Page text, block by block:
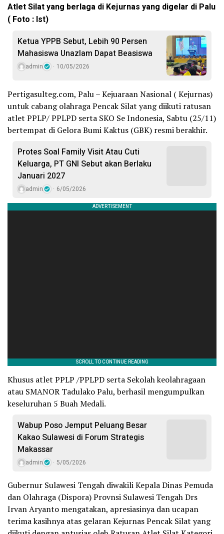
Atlet Silat yang berlaga di Kejurnas yang digelar di Palu
( Foto : Ist)
Ketua YPPB Sebut, Lebih 90 Persen
Mahasiswa Unazlam Dapat Beasiswa
admin 10/05/2026
Pertigasulteg.com, Palu – Kejuaraan Nasional ( Kejurnas)
untuk cabang olahraga Pencak Silat yang diikuti ratusan
atlet PPLP/ PPLPD serta SKO Se Indonesia, Sabtu (25/11)
bertempat di Gelora Bumi Kaktus (GBK) resmi berakhir.
Protes Soal Family Visit Atau Cuti
Keluarga, PT GNI Sebut akan Berlaku
Januari 2027
admin 6/05/2026
Khusus atlet PPLP /PPLPD serta Sekolah keolahragaan
atau SMANOR Tadulako Palu, berhasil mengumpulkan
keseluruhan 5 Buah Medali.
Wabup Poso Jemput Peluang Besar
Kakao Sulawesi di Forum Strategis
Makassar
admin 5/05/2026
Gubernur Sulawesi Tengah diwakili Kepala Dinas Pemuda
dan Olahraga (Dispora) Provnsi Sulawesi Tengah Drs
Irvan Aryanto mengatakan, apresiasinya dan ucapan
terima kasihnya atas gelaran Kejurnas Pencak Silat yang